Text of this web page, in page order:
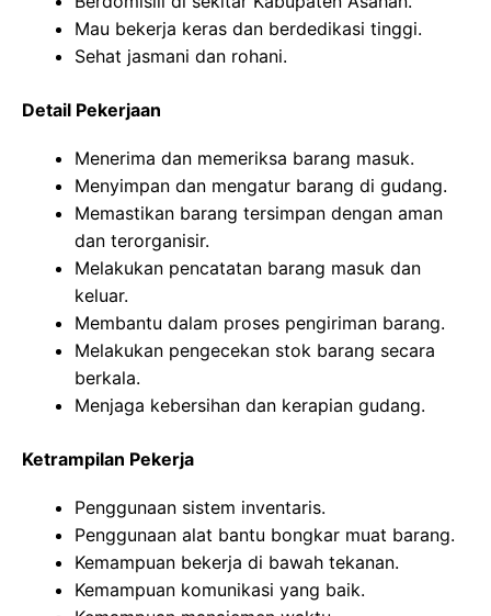
Mau bekerja keras dan berdedikasi tinggi.
Sehat jasmani dan rohani.
Detail Pekerjaan
Menerima dan memeriksa barang masuk.
Menyimpan dan mengatur barang di gudang.
Memastikan barang tersimpan dengan aman
dan terorganisir.
Melakukan pencatatan barang masuk dan
keluar.
Membantu dalam proses pengiriman barang.
Melakukan pengecekan stok barang secara
berkala.
Menjaga kebersihan dan kerapian gudang.
Ketrampilan Pekerja
Penggunaan sistem inventaris.
Penggunaan alat bantu bongkar muat barang.
Kemampuan bekerja di bawah tekanan.
Kemampuan komunikasi yang baik.